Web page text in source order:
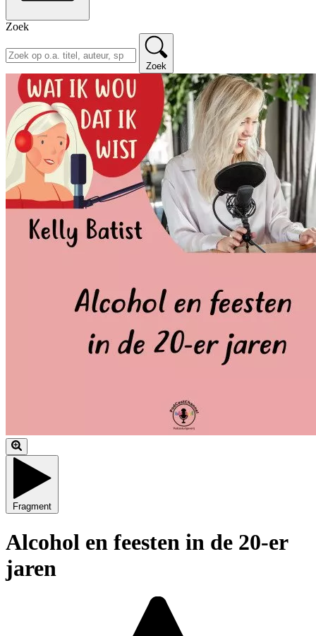
Zoek
Zoek
Fragment
Alcohol en feesten in de 20-er
jaren